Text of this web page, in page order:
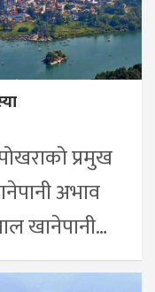
प्रमुख
अभाव
खानेपानी…